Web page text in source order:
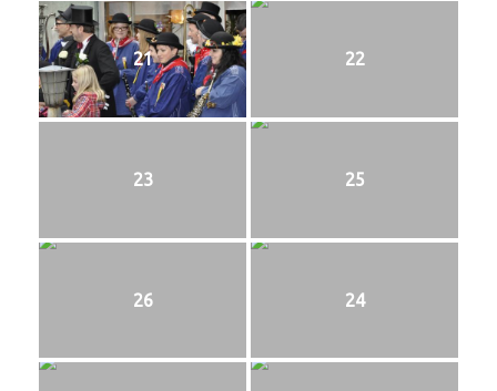
21 22
23 25
26 24